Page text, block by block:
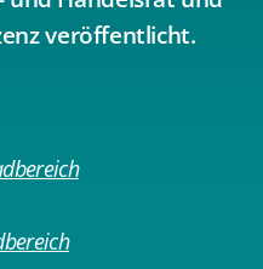
veröffentlicht.